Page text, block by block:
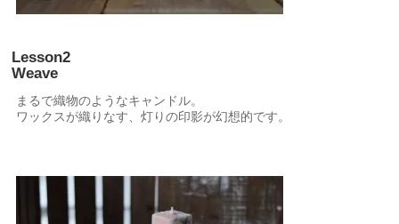
Lesson2
Weave
まるで織物のようなキャンドル。
ワックスが織りなす、灯りの印影が幻想的です。